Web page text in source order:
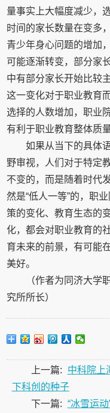
量事实上大幅度减少，
时间的家长数量在变多
青少年身心问题的增加
可能逐渐转变，部分家
中有部分家长开始比较
这一变化对于职业教育
选择的人数增加，职业
有利于职业教育整体质
如果从当下的具体
野审视，人们对于特定
不变的，而是随着时代
然是“低人一等”的，职
策的变化、教育生态的
化，都会对职业教育的
育未来的前景，有可能
美好。
（作者为同济大学
究所所长）
上一篇:
中科院上
下科创的种子
下一篇: “冰雪运